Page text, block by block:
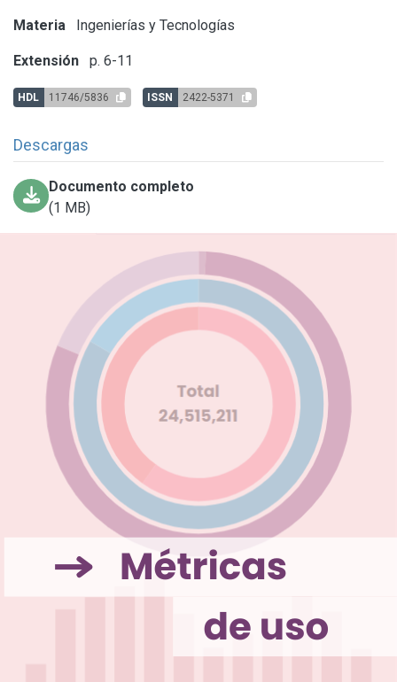
Materia Ingenierías y Tecnologías
Extensión p. 6-11
HDL 11746/5836 ISSN 2422-5371
Descargas
Documento completo
(1 MB)